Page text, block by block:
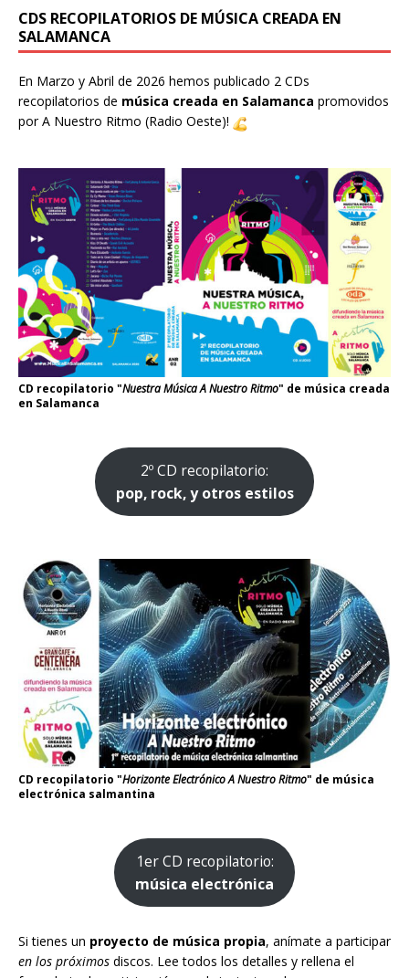
CDS RECOPILATORIOS DE MÚSICA CREADA EN
SALAMANCA
En Marzo y Abril de 2026 hemos publicado 2 CDs
recopilatorios de música creada en Salamanca promovidos
porA Nuestro Ritmo (Radio Oeste)!
CD recopilatorio "Nuestra Música A Nuestro Ritmo" de música creada
en Salamanca
2º CD recopilatorio:
pop, rock, y otros estilos
CD recopilatorio "Horizonte Electrónico A Nuestro Ritmo" de música
electrónica salmantina
1er CD recopilatorio:
música electrónica
Si tienes un proyecto de música propia, anímate a participar
en los próximos discos. Lee todos los detalles y rellena el